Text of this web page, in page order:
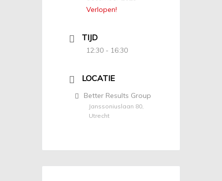
Verlopen!
TIJD
12:30 - 16:30
LOCATIE
Better Results Group
Janssoniuslaan 80,
Utrecht